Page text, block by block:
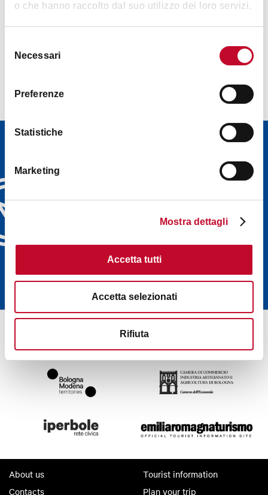
o che hanno raccolto dal suo utilizzo dei loro servizi.
delNecessari
Preferenze
Statistiche
Marketing
Mostra dettagli
Accetta tutti
Accetta selezionati
Rifiuta
Welcome's newsletters and
choose the one that suits
you best: events, tips, tours
delivered directly to your
inbox
SUBSCRIBE
About us
Contacts
Tourist information
Plan your trip